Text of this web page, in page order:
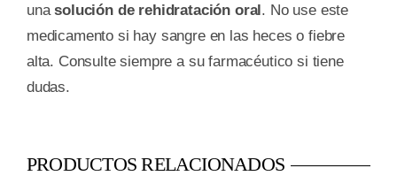
unasolución de rehidratación oral . No use este
medicamento si hay sangre en las heces o fiebre
alta. Consulte siempre a su farmacéutico si tiene
dudas.
PRODUCTOS RELACIONADOS